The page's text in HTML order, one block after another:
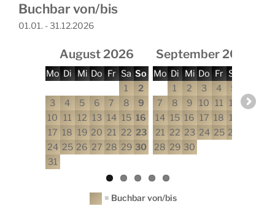
Buchbar von/bis
01.01. - 31.12.2026
August 2026
Mo Di Mi Do Fr Sa So
1
2
3
4 5 6 7 8
9
10
11 12 13 14 15 16
17 18 19 20 21 22 23
24 25 26 27 28 29 30
31
September 2026
Mo Di Mi Do Fr Sa
1
2 3 4 5
7
8 9 10 11 12
13
14 15 16 17 18 19
21 22 23 24 25 26
28 29 30
= Buchbar von/bis